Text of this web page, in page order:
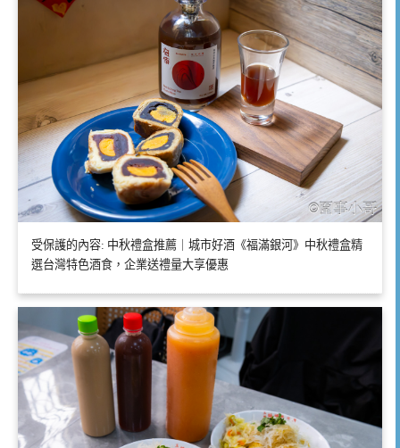
受保護的內容: 中秋禮盒推薦｜城市好酒《福滿銀河》中秋禮盒精
選台灣特色酒食，企業送禮量大享優惠